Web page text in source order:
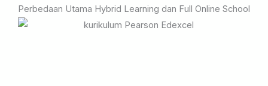
Perbedaan Utama Hybrid Learning dan Full Online School